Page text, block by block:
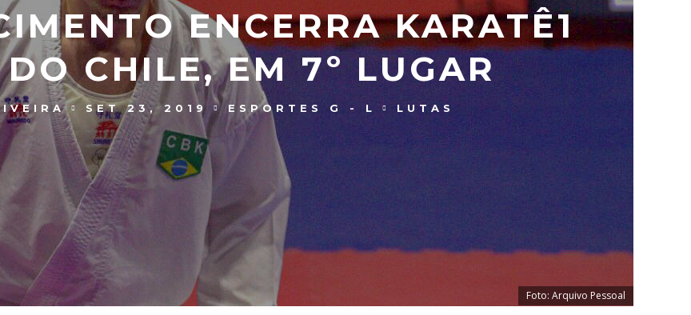
ENCERRA KARATÊ1
CHILE, EM 7º LUGAR
SET 23, 2019 ESPORTES G - L LUTAS
Foto: Arquivo Pessoal